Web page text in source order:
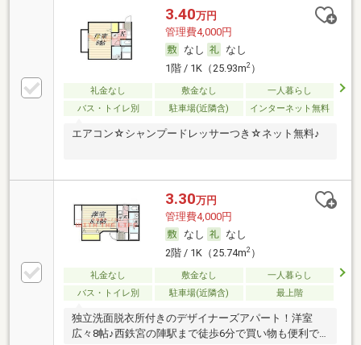
3.40万円
管理費4,000円
なし
なし
1階 / 1K（25.93m2）
礼金なし 敷金なし
一人暮らし
バス・トイレ別
駐車場(近隣含) インターネット無料
エアコン☆シャンプードレッサーつき☆ネット無料♪
3.30万円
管理費4,000円
なし
なし
2階 / 1K（25.74m2）
礼金なし 敷金なし
一人暮らし
バス・トイレ別
駐車場(近隣含) 最上階
独立洗面脱衣所付きのデザイナーズアパート！洋室
広々8帖♪西鉄宮の陣駅まで徒歩6分で買い物も便利で